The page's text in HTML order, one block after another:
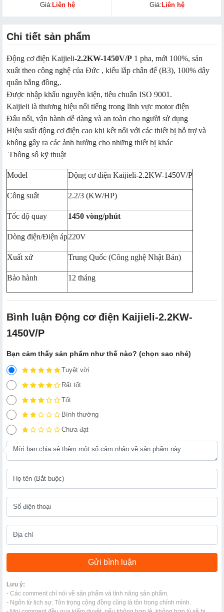
Giá: Liên hệ
Giá: Liên hệ
Chi tiết sản phẩm
Động cơ điện Kaijieli-2.2KW-1450V/P 1 pha, mới 100%, sản
xuất theo công nghệ của Đức , kiểu lắp chân đế (B3), 100% dây
quấn bằng đồng,.
Được nhập khẩu nguyên kiện, tiêu chuẩn ISO 9001.
Kaijieli là thương hiệu nổi tiếng trong lĩnh vực motor điện
Đấu nối, vận hành dễ dàng và an toàn cho người sử dụng
Hiệu suất động cơ điện cao khi kết nối với các thiết bị hỗ trợ và
không gây ra các ảnh hưởng cho những thiết bị khác
Thông số kỹ thuật
Model Động cơ điện Kaijieli-2.2KW-1450V/P
Công suất 2.2/3 (KW/HP)
Tốc độ quay 1450 vòng/phút
Dòng điện/Điện áp220V
Xuất xứ Trung Quốc (Công nghệ Nhật Bản)
Bảo hành 12 tháng
Bình luận Động cơ điện Kaijieli-2.2KW-
1450V/P
Bạn cảm thấy sản phẩm như thế nào? (chọn sao nhé)
Tuyệt vời
Rất tốt
Tốt
Bình thường
Chưa đạt
Lưu ý:
- Các comment chỉ nói về sản phẩm và tính năng sản phẩm.
- Ngôn từ lịch sự. Tôn trọng cộng đồng cũng là tôn trọng chính mình.